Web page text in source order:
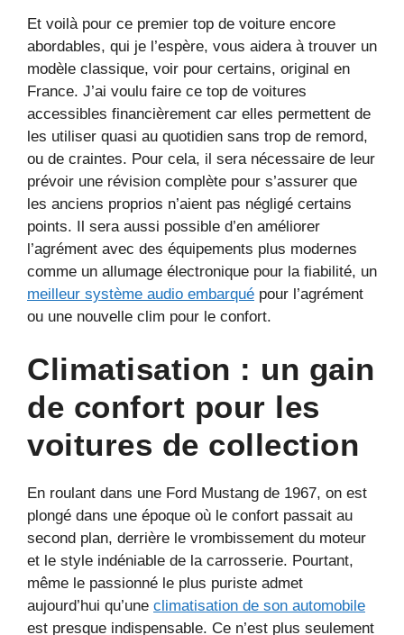
Et voilà pour ce premier top de voiture encore
abordables, qui je l’espère, vous aidera à trouver un
modèle classique, voir pour certains, original en
France. J’ai voulu faire ce top de voitures
accessibles financièrement car elles permettent de
les utiliser quasi au quotidien sans trop de remord,
ou de craintes. Pour cela, il sera nécessaire de leur
prévoir une révision complète pour s’assurer que
les anciens proprios n’aient pas négligé certains
points. Il sera aussi possible d’en améliorer
l’agrément avec des équipements plus modernes
comme un allumage électronique pour la fiabilité, un
meilleur système audio embarqué pour l’agrément
ou une nouvelle clim pour le confort.
Climatisation : un gain
de confort pour les
voitures de collection
En roulant dans une Ford Mustang de 1967, on est
plongé dans une époque où le confort passait au
second plan, derrière le vrombissement du moteur
et le style indéniable de la carrosserie. Pourtant,
même le passionné le plus puriste admet
aujourd’hui qu’une climatisation de son automobile
est presque indispensable. Ce n’est plus seulement